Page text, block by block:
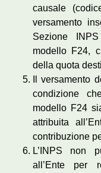
causale
versamento
Sezione
modello F24,
della quota
Il versamento
condizione
modello F24
attribuita
contribuzione
L’INPS non
all’Ente per